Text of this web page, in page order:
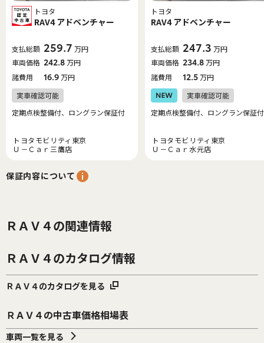
トヨタ
RAV4 アドベンチャー
支払総額 259.7 万円
車両価格 242.8万円
諸費用
16.9万円
定期点検整備付、ロングラン保証付
トヨタモビリティ東京
Ｕ－Ｃａｒ三鷹店
トヨタ
RAV4 アドベンチャー
支払総額 247.3 万円
車両価格 234.8万円
諸費用
12.5万円
定期点検整備付、ロングラン保証付
トヨタモビリティ東京
Ｕ－Ｃａｒ水元店
保証内容について
ＲＡＶ４の関連情報
ＲＡＶ４のカタログ情報
ＲＡＶ４のカタログを見る
ＲＡＶ４の中古車価格相場表
車両一覧を見る